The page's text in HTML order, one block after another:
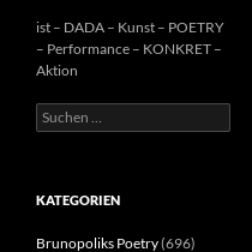
ist – DADA – Kunst – POETRY
– Performance – KONKRET –
Aktion
Suchen
nach:
KATEGORIEN
Brunopoliks Poetry(696)